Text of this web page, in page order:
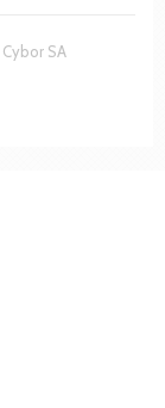
Cybor SA